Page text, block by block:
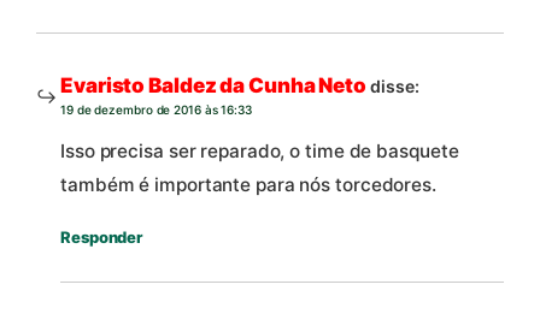
Evaristo Baldez da Cunha Neto disse:
19 de dezembro de 2016 às 16:33
Isso precisa ser reparado, o time de basquete
também é importante para nós torcedores.
Responder